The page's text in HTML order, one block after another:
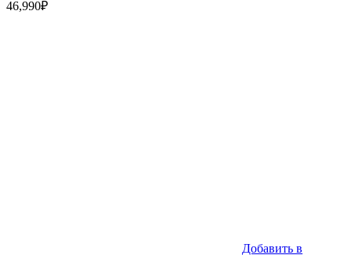
46,990₽
Добавить в